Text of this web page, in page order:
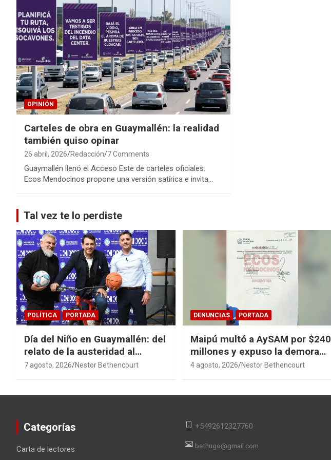
OPINIÓN
Carteles de obra en Guaymallén: la realidad
también quiso opinar
26 abril, 2026 Redacción 7 Comments
Guaymallén llenó el Acceso Este de carteles oficiales.
Ecos Mendocinos propone una versión satírica e invita…
Tal vez te lo perdiste
POLÍTICA PORTADA
Día del Niño en Guaymallén: del
relato de la austeridad al
derroche de $74 millones
7 agosto, 2026 Nestor Bethencourt
DENUNCIAS PORTADA
Maipú multó a AySAM por $240
millones y expuso la demora
cloacal en Guaymallén
4 agosto, 2026 Nestor Bethencourt
Categorías
Carta de lectores
+5492612327760
bethugo@gmail.com